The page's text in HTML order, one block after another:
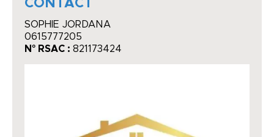
CONTACT
SOPHIE JORDANA
0615777205
N° RSAC : 821173424